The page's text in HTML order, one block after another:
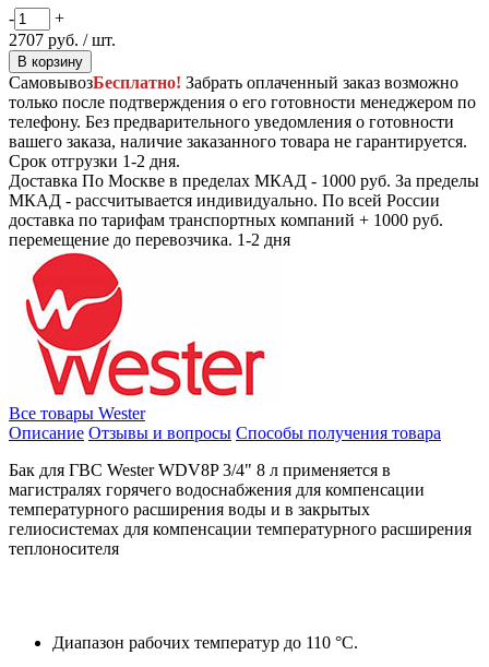
-
+
2707 руб. / шт.
В корзину
СамовывозБесплатно! Забрать оплаченный заказ возможно
только после подтверждения о его готовности менеджером по
телефону. Без предварительного уведомления о готовности
вашего заказа, наличие заказанного товара не гарантируется.
Срок отгрузки 1-2 дня.
Доставка По Москве в пределах МКАД - 1000 руб. За пределы
МКАД - рассчитывается индивидуально. По всей России
доставка по тарифам транспортных компаний + 1000 руб.
перемещение до перевозчика. 1-2 дня
Все товары Wester
Описание Отзывы и вопросы Способы получения товара
Бак для ГВС Wester WDV8P 3/4" 8 л применяется в
магистралях горячего водоснабжения для компенсации
температурного расширения воды и в закрытых
гелиосистемах для компенсации температурного расширения
теплоносителя
Диапазон рабочих температур до 110 °С.